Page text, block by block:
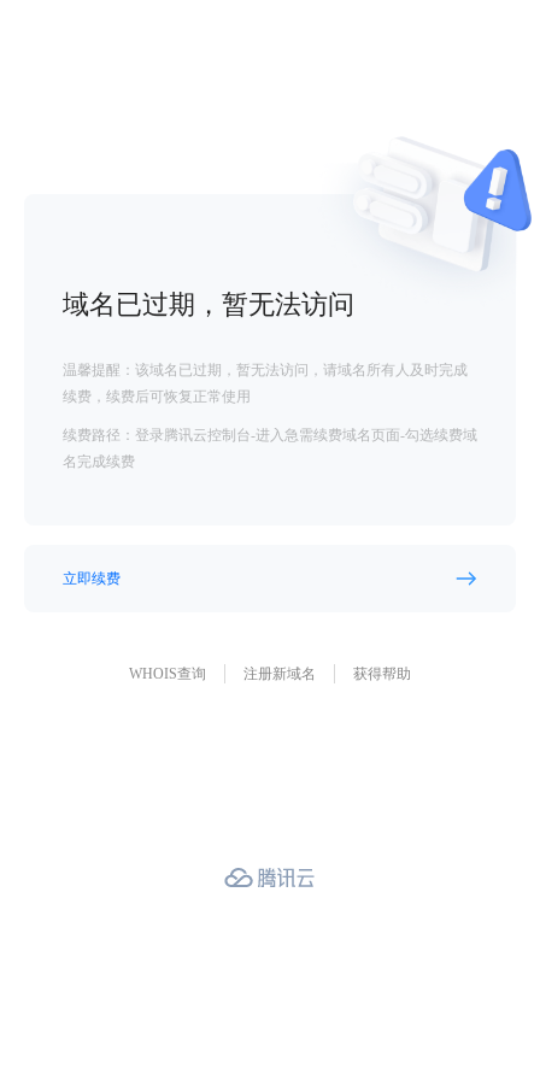
域名已过期，暂无法访问
温馨提醒：该域名已过期，暂无法访问，请域名所有人及时完成
续费，续费后可恢复正常使用
续费路径：登录腾讯云控制台-进入急需续费域名页面-勾选续费域
名完成续费
立即续费
WHOIS查询 注册新域名 获得帮助